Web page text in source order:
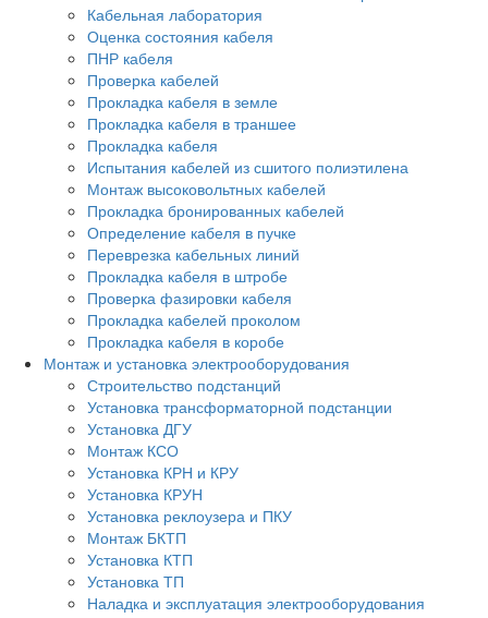
Кабельная лаборатория
Оценка состояния кабеля
ПНР кабеля
Проверка кабелей
Прокладка кабеля в земле
Прокладка кабеля в траншее
Прокладка кабеля
Испытания кабелей из сшитого полиэтилена
Монтаж высоковольтных кабелей
Прокладка бронированных кабелей
Определение кабеля в пучке
Переврезка кабельных линий
Прокладка кабеля в штробе
Проверка фазировки кабеля
Прокладка кабелей проколом
Прокладка кабеля в коробе
Монтаж и установка электрооборудования
Строительство подстанций
Установка трансформаторной подстанции
Установка ДГУ
Монтаж КСО
Установка КРН и КРУ
Установка КРУН
Установка реклоузера и ПКУ
Монтаж БКТП
Установка КТП
Установка ТП
Наладка и эксплуатация электрооборудования